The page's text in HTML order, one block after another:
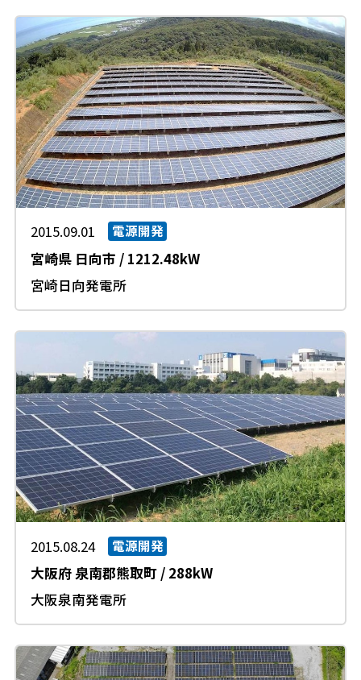
2015.09.01 電源開発
宮崎県 日向市 / 1212.48kW
宮崎日向発電所
2015.08.24 電源開発
大阪府泉南郡熊取町/ 288kW
大阪泉南発電所